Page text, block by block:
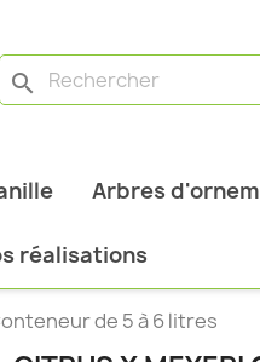
search
fruitiers
Arbres
réalisations
de 5 à 6 litres